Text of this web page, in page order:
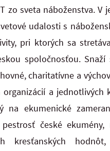
zo sveta náboženstva. V
udalosti s
pri ktorých sa
spoločnosťou. Snaží
charitatívne a
organizácií a jednotlivých
na ekumenické
pestrosť české
kresťanských